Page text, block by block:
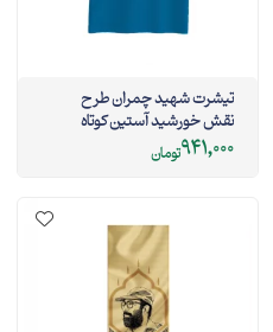
تیشرت شهید چمران طرح
نقش خورشید آستین کوتاه
941,000تومان